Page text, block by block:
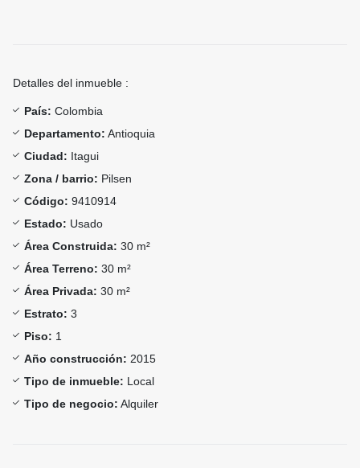
Detalles del inmueble :
País: Colombia
Departamento: Antioquia
Ciudad: Itagui
Zona / barrio: Pilsen
Código: 9410914
Estado: Usado
Área Construida: 30 m²
Área Terreno: 30 m²
Área Privada: 30 m²
Estrato: 3
Piso: 1
Año construcción: 2015
Tipo de inmueble: Local
Tipo de negocio: Alquiler